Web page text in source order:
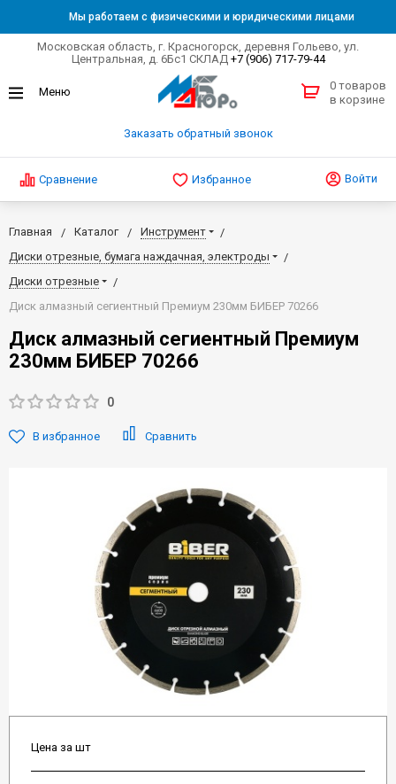
Мы работаем с физическими и юридическими лицами
Московская область, г. Красногорск, деревня Гольево, ул.
Центральная, д. 6Бс1 СКЛАД +7 (906) 717-79-44
Заказать обратный звонок
0 товаров
в корзине
Сравнение Избранное Войти
Главная Каталог
Инструмент
Диски отрезные, бумага наждачная, электроды
Диски отрезные
Диск алмазный сегиентный Премиум 230мм БИБЕР 70266
Диск алмазный сегиентный Премиум
230мм БИБЕР 70266
0
В избранное Сравнить
Цена за шт